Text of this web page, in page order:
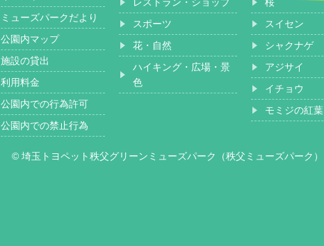
ミューズパークだより
公園内マップ
施設の貸出
利用料金
公園内での行為許可
公園内での禁止行為
スポーツ
花・自然
ハイキング・広場・景
色
スイセン
シャクナゲ
アジサイ
イチョウ
モミジの紅葉
© 埼玉トヨペット秩父グリーンミューズパーク（秩父ミューズパーク）